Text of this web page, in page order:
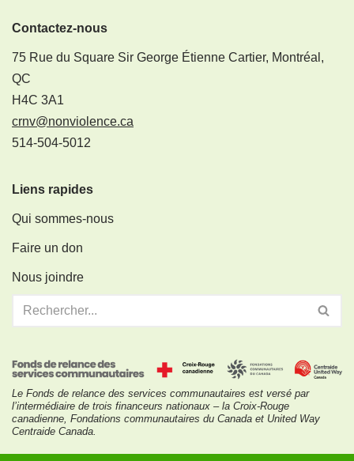
Contactez-nous
75 Rue du Square Sir George Étienne Cartier, Montréal,
QC
H4C 3A1
crnv@nonviolence.ca
514-504-5012
Liens rapides
Qui sommes-nous
Faire un don
Nous joindre
Le Fonds de relance des services communautaires est versé par
l’intermédiaire de trois financeurs nationaux – la Croix-Rouge
canadienne, Fondations communautaires du Canada et United Way
Centraide Canada.